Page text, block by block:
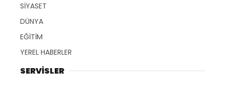
SİYASET
DÜNYA
EĞİTİM
YEREL HABERLER
SERVİSLER